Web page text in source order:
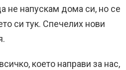
не напускам дома си, но се
си тук. Спечелих нови
което направи за нас,